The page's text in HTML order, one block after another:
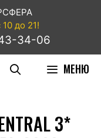
до 21!
34-06
МЕНЮ
3*